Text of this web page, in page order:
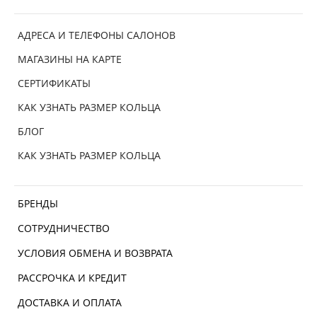
АДРЕСА И ТЕЛЕФОНЫ САЛОНОВ
МАГАЗИНЫ НА КАРТЕ
СЕРТИФИКАТЫ
КАК УЗНАТЬ РАЗМЕР КОЛЬЦА
БЛОГ
КАК УЗНАТЬ РАЗМЕР КОЛЬЦА
БРЕНДЫ
СОТРУДНИЧЕСТВО
УСЛОВИЯ ОБМЕНА И ВОЗВРАТА
РАССРОЧКА И КРЕДИТ
ДОСТАВКА И ОПЛАТА